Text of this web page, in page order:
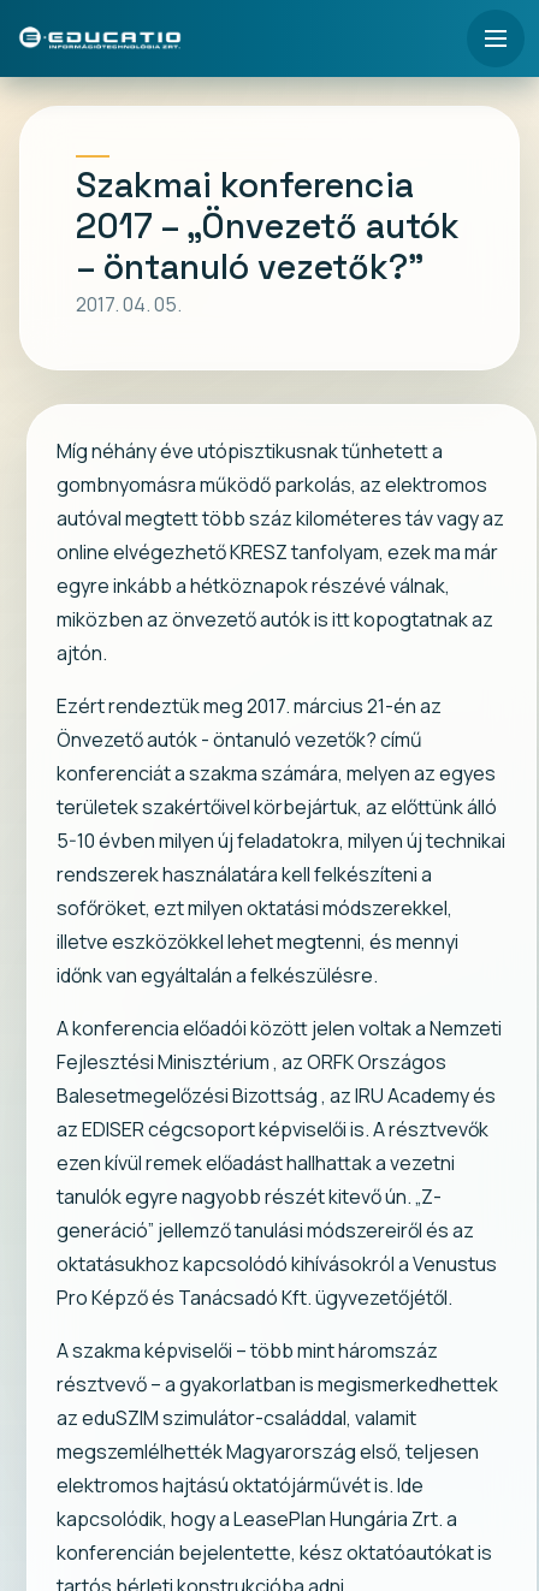
Szakmai konferencia
2017 – „Önvezető autók
– öntanuló vezetők?”
2017. 04. 05.
Míg néhány éve utópisztikusnak tűnhetett a
gombnyomásra működő parkolás, az elektromos
autóval megtett több száz kilométeres táv vagy az
online elvégezhető KRESZ tanfolyam, ezek ma már
egyre inkább a hétköznapok részévé válnak,
miközben az önvezető autók is itt kopogtatnak az
ajtón.
Ezért rendeztük meg 2017. március 21-én az
Önvezető autók - öntanuló vezetők? című
konferenciát a szakma számára, melyen az egyes
területek szakértőivel körbejártuk, az előttünk álló
5-10 évben milyen új feladatokra, milyen új technikai
rendszerek használatára kell felkészíteni a
sofőröket, ezt milyen oktatási módszerekkel,
illetve eszközökkel lehet megtenni, és mennyi
időnk van egyáltalán a felkészülésre.
A konferencia előadói között jelen voltak a Nemzeti
Fejlesztési Minisztérium , az ORFK Országos
Balesetmegelőzési Bizottság , az IRU Academy és
az EDISER cégcsoport képviselői is. A résztvevők
ezen kívül remek előadást hallhattak a vezetni
tanulók egyre nagyobb részét kitevő ún. „Z-
generáció” jellemző tanulási módszereiről és az
oktatásukhoz kapcsolódó kihívásokról a Venustus
Pro Képző és Tanácsadó Kft. ügyvezetőjétől.
A szakma képviselői – több mint háromszáz
résztvevő – a gyakorlatban is megismerkedhettek
az eduSZIM szimulátor-családdal, valamit
megszemlélhették Magyarország első, teljesen
elektromos hajtású oktatójárművét is. Ide
kapcsolódik, hogy a LeasePlan Hungária Zrt. a
konferencián bejelentette, kész oktatóautókat is